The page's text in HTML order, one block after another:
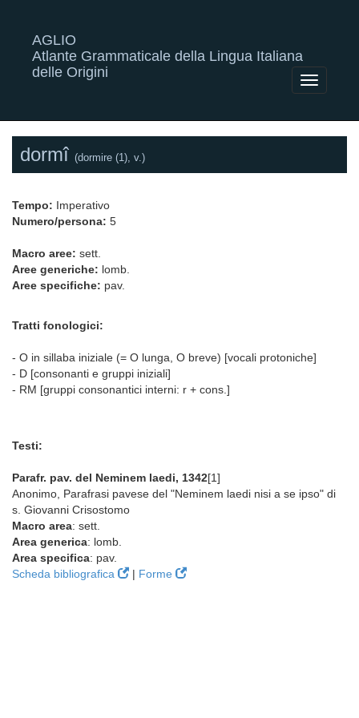
AGLIO
Atlante Grammaticale della Lingua Italiana
delle Origini
Toggle
dormî (dormire (1), v.)
Tempo: Imperativo
Numero/persona: 5
Macro aree: sett.
Aree generiche: lomb.
Aree specifiche: pav.
Tratti fonologici:
- O in sillaba iniziale (= O lunga, O breve) [vocali protoniche]
- D [consonanti e gruppi iniziali]
- RM [gruppi consonantici interni: r + cons.]
Testi:
Parafr. pav. del Neminem laedi, 1342[1]
Anonimo, Parafrasi pavese del "Neminem laedi nisi a se ipso" di
s. Giovanni Crisostomo
Macro area: sett.
Area generica: lomb.
Area specifica: pav.
Scheda bibliografica
| Forme